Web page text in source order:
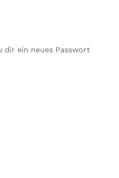
dir ein neues Passwort